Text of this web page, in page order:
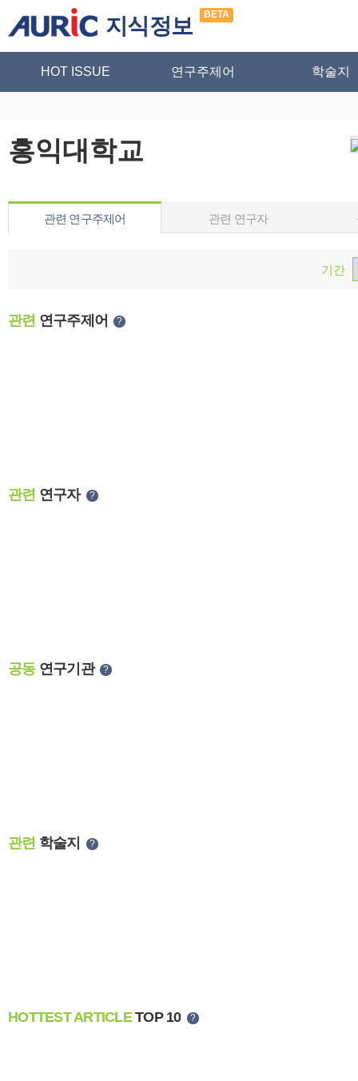
지식정보 BETA
HOT ISSUE 연구주제어 학술지
홍익대학교
관련 연구주제어 관련 연구자
기간
관련 연구주제어 ?
관련 연구자 ?
공동연구기관 ?
관련 학술지 ?
HOTTEST ARTICLETOP 10 ?